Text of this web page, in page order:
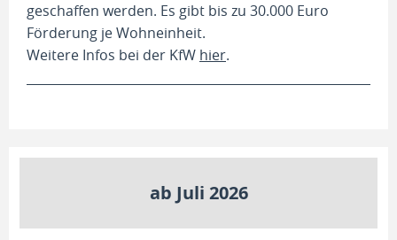
geschaffen werden. Es gibt bis zu 30.000 Euro
Förderung je Wohneinheit.
Weitere Infos bei der KfW hier.
ab Juli 2026